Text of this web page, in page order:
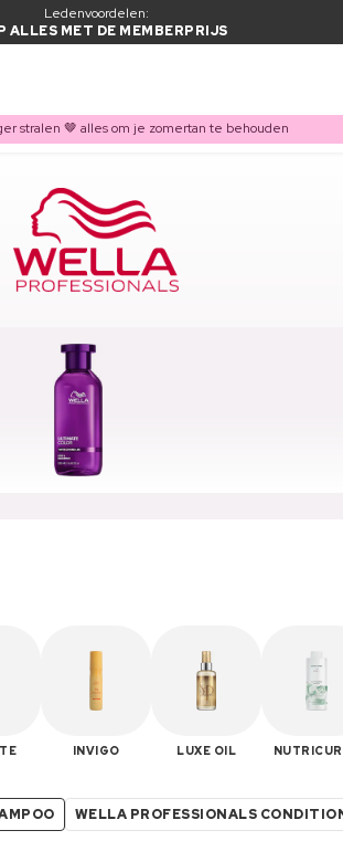
Ledenvoordelen:
ALLES MET DE MEMBERPRIJS
stralen 🤎 alles om je zomertan te behouden
INVIGO LUXE OIL
WELLA PROFESSIONALS